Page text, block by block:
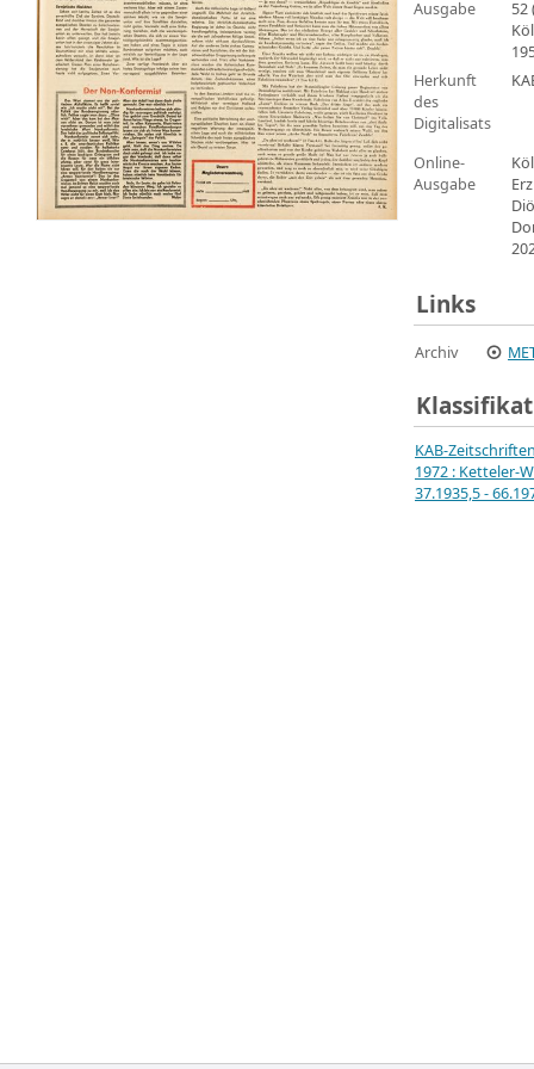
Ausgabe
52
Herkunft
des
Digitalisats
Online-
Ausgabe
Links
Archiv
KAB-
1972 : Ketteler-
37.1935,5 -